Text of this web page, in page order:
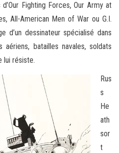
Fighting Forces, Our Army at
All-American Men of War ou G.I.
d’un dessinateur spécialisé dans
batailles navales, soldats
lui résiste.
Rus
s
He
ath
sor
t